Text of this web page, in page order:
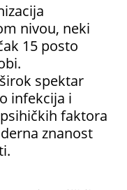
nivou, neki
15 posto
spektar
infekcija i
faktora
znanost